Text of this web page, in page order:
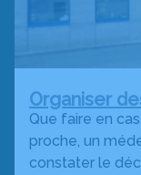
Organiser
Que faire en
proche, un
constater le